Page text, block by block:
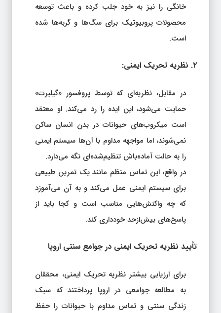
خانگی را نیز به خود جلب کرده و باعث توسعه
محصولات پروبیوتیک برای سگ‌ها و گربه‌ها شده
است.
۲. نظریه تحریک ایمنی:
در مقابل، نظریه‌ای که توسط پروفسور «گیلبرت»
حمایت می‌شود، این ایده را رد می‌کند. او معتقد
است میکروب‌های حیوانات در بدن انسان ساکن
نمی‌شوند، اما مواجهه مداوم با آن‌ها سیستم ایمنی
را به حالت آماده‌باش تنظیم‌شده‌ای نگه می‌دارد.
در واقع، این تماس منظم مانند یک تمرین طبیعی
برای سیستم ایمنی عمل می‌کند و به آن می‌آموزد
که چه واکنش‌هایی مناسب است و کجا باید از
پاسخ‌های بیش‌ازحد خودداری کند.
تأیید نظریه تحریک ایمنی در جوامع سنتی اروپا
برای ارزیابی بیشتر نظریه تحریک ایمنی، محققان
به مطالعه جوامعی در اروپا پرداختند که سبک
زندگی سنتی و تماس مداوم با حیوانات را حفظ